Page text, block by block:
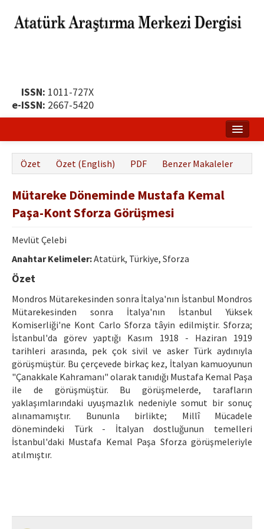
ISSN: 1011-727X
e-ISSN: 2667-5420
Hakkında
Yayın Politikası
Dergi Kurulları
Yayın İlkeleri
Hakem Rehberi
İletişim
Özet Özet (English) PDF Benzer Makaleler
Mütareke Döneminde Mustafa Kemal
Paşa-Kont Sforza Görüşmesi
Mevlüt Çelebi
Anahtar Kelimeler:Atatürk, Türkiye, Sforza
Özet
Mondros Mütarekesinden sonra İtalya'nın İstanbul Mondros
Mütarekesinden sonra İtalya'nın İstanbul Yüksek
Komiserliği'ne Kont Carlo Sforza tâyin edilmiştir. Sforza;
İstanbul'da görev yaptığı Kasım 1918 - Haziran 1919
tarihleri arasında, pek çok sivil ve asker Türk aydınıyla
görüşmüştür. Bu çerçevede birkaç kez, İtalyan kamuoyunun
"Çanakkale Kahramanı" olarak tanıdığı Mustafa Kemal Paşa
ile de görüşmüştür. Bu görüşmelerde, tarafların
yaklaşımlarındaki uyuşmazlık nedeniyle somut bir sonuç
alınamamıştır. Bununla birlikte; Millî Mücadele
dönemindeki Türk - İtalyan dostluğunun temelleri
İstanbul'daki Mustafa Kemal Paşa Sforza görüşmeleriyle
atılmıştır.